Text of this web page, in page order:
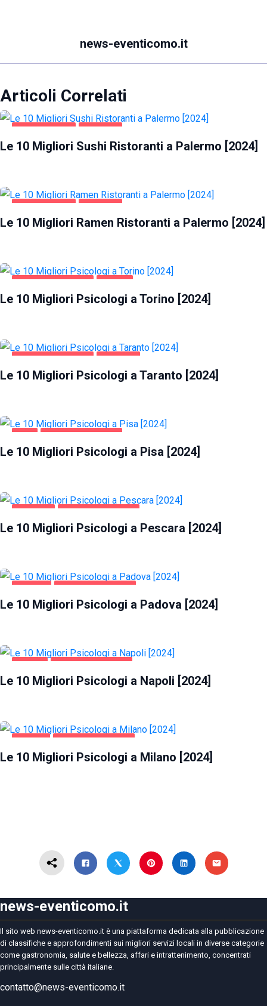
news-eventicomo.it
Articoli Correlati
Le 10 Migliori Sushi Ristoranti a Palermo [2024]
Le 10 Migliori Ramen Ristoranti a Palermo [2024]
Le 10 Migliori Psicologi a Torino [2024]
Le 10 Migliori Psicologi a Taranto [2024]
Le 10 Migliori Psicologi a Pisa [2024]
Le 10 Migliori Psicologi a Pescara [2024]
Le 10 Migliori Psicologi a Padova [2024]
Le 10 Migliori Psicologi a Napoli [2024]
Le 10 Migliori Psicologi a Milano [2024]
news-eventicomo.it
Il sito web news-eventicomo.it è una piattaforma dedicata alla pubblicazione
di classifiche e approfondimenti sui migliori servizi locali in diverse categorie
come gastronomia, salute e bellezza, affari e intrattenimento, concentrati
principalmente sulle città italiane.
contatto@news-eventicomo.it